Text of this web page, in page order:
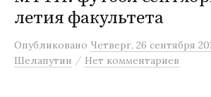
м
летия факультета
Опубликовано Четверг, 26 сентября
Шелапутин / Нет комментариев